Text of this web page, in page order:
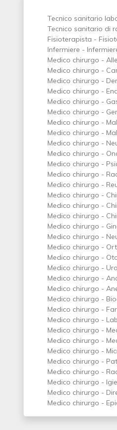
Tecnico sanitario
Tecnico sanitario di
Fisioterapista -
Infermiere -
Medico chirurgo -
Medico chirurgo -
Medico chirurgo -
Medico chirurgo -
Medico chirurgo -
Medico chirurgo -
Medico chirurgo -
Medico chirurgo -
Medico chirurgo -
Medico chirurgo -
Medico chirurgo -
Medico chirurgo -
Medico chirurgo -
Medico chirurgo -
Medico chirurgo -
Medico chirurgo -
Medico chirurgo -
Medico chirurgo -
Medico chirurgo -
Medico chirurgo -
Medico chirurgo -
Medico chirurgo -
Medico chirurgo -
Medico chirurgo -
Medico chirurgo -
Medico chirurgo -
Medico chirurgo -
Medico chirurgo -
Medico chirurgo -
Medico chirurgo -
Medico chirurgo -
Medico chirurgo -
Medico chirurgo -
Medico chirurgo -